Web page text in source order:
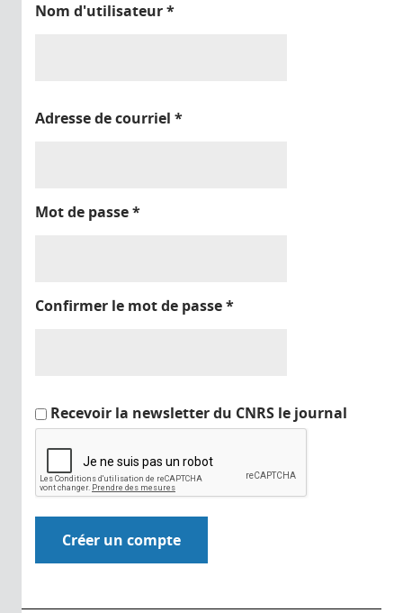
Nom d'utilisateur*
Adresse de courriel *
Mot de passe*
Confirmer le mot de passe*
Recevoir la newsletter du CNRS le journal